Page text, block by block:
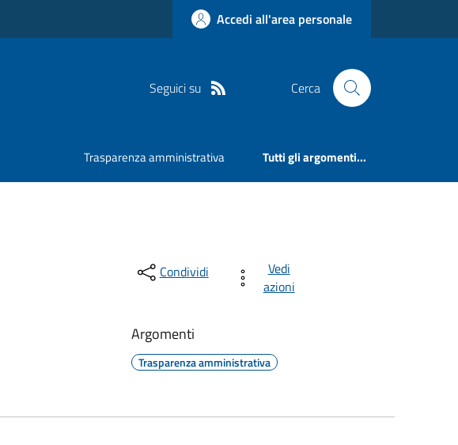
Accedi all'area personale
Seguici su Cerca
Trasparenza amministrativa Tutti gli argomenti...
Condividi
Vedi
azioni
Argomenti
Trasparenza amministrativa